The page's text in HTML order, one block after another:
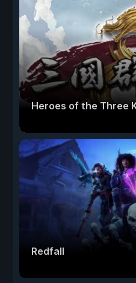
Heroes of the Three
Redfall